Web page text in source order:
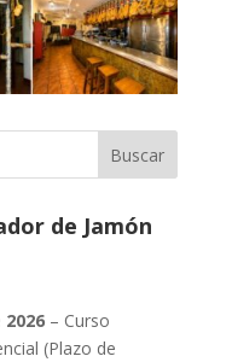
de Jamón
2026– Curso
(Plazo de